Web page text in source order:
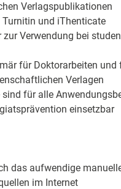
Verlagspublikationen
und iThenticate
Verwendung bei
für Doktorarbeiten und
Verlagen
sind für alle
einsetzbar
das aufwendige
im Internet